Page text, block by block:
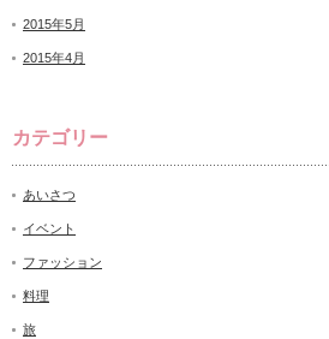
2015年5月
2015年4月
カテゴリー
あいさつ
イベント
ファッション
料理
旅